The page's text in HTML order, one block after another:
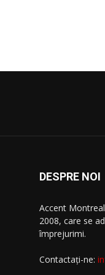
DESPRE NOI
Accent
2008, care se
împrejurimi.
Contactați-ne: